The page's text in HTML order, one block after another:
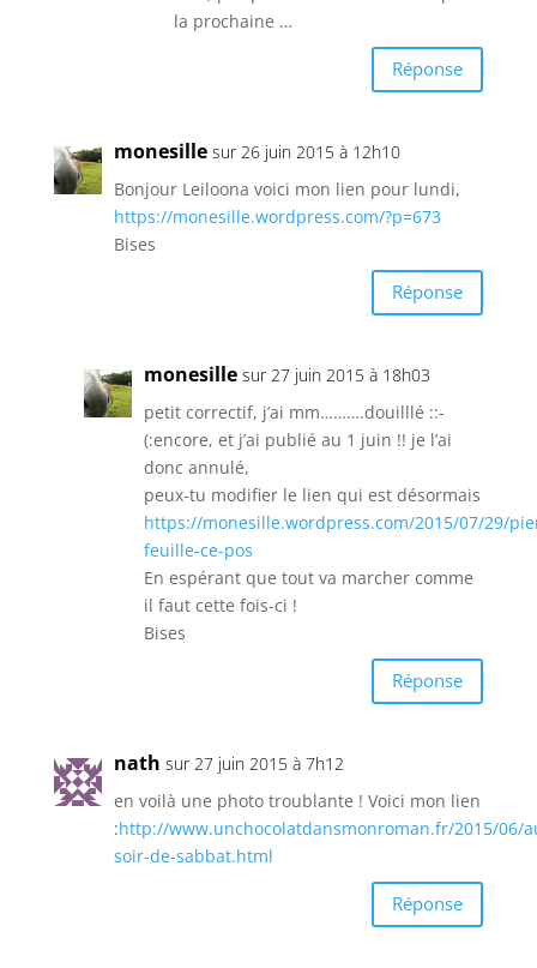
la prochaine …
Réponse
monesille sur 26 juin 2015 à 12h10
Bonjour Leiloona voici mon lien pour lundi,
https://monesille.wordpress.com/?p=673
Bises
Réponse
monesille sur 27 juin 2015 à 18h03
petit correctif, j’ai mm……….douilllé ::-
(:encore, et j’ai publié au 1 juin !! je l’ai
donc annulé,
peux-tu modifier le lien qui est désormais
https://monesille.wordpress.com/2015/07/29/
feuille-ce-pos
En espérant que tout va marcher comme
il faut cette fois-ci !
Bises
Réponse
nath sur 27 juin 2015 à 7h12
en voilà une photo troublante ! Voici mon lien
:http://www.unchocolatdansmonroman.fr/2015/06/
soir-de-sabbat.html
Réponse